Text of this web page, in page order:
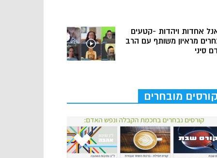
אחדות ויהדות -קטעים
מראיון משותף עם הרב
סיני
קורסים מובחרים